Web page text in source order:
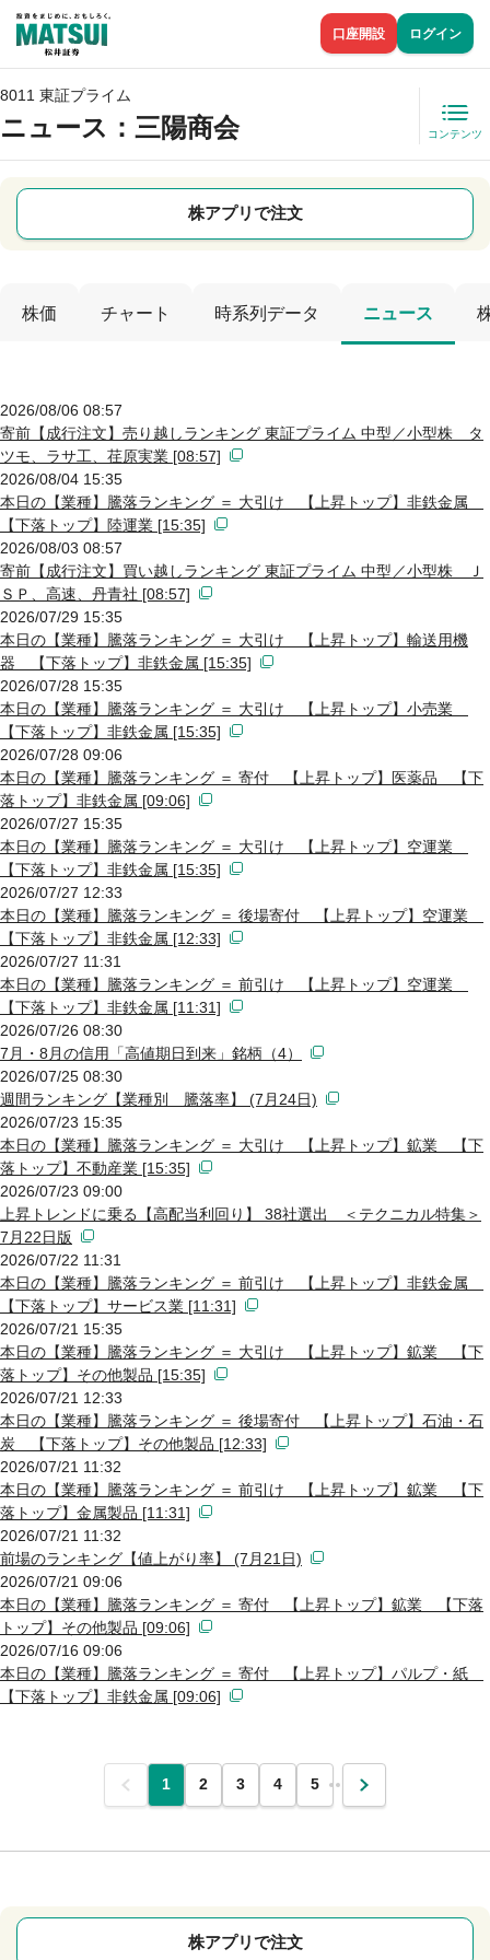
口座開設 ログイン
8011 東証プライム
ニュース ：三陽商会 コンテンツ
株アプリで注文
株価 チャート 時系列データ ニュース
2026/08/06 08:57
寄前【成行注文】売り越しランキング 東証プライム 中型／小型株 タ
ツモ、ラサ工、荏原実業 [08:57]
2026/08/04 15:35
本日の【業種】騰落ランキング ＝ 大引け 【上昇トップ】非鉄金属
【下落トップ】陸運業 [15:35]
2026/08/03 08:57
寄前【成行注文】買い越しランキング 東証プライム 中型／小型株 Ｊ
ＳＰ、高速、丹青社 [08:57]
2026/07/29 15:35
本日の【業種】騰落ランキング ＝ 大引け 【上昇トップ】輸送用機
器 【下落トップ】非鉄金属 [15:35]
2026/07/28 15:35
本日の【業種】騰落ランキング ＝ 大引け 【上昇トップ】小売業
【下落トップ】非鉄金属 [15:35]
2026/07/28 09:06
本日の【業種】騰落ランキング ＝ 寄付 【上昇トップ】医薬品 【下
落トップ】非鉄金属 [09:06]
2026/07/27 15:35
本日の【業種】騰落ランキング ＝ 大引け 【上昇トップ】空運業
【下落トップ】非鉄金属 [15:35]
2026/07/27 12:33
本日の【業種】騰落ランキング ＝ 後場寄付 【上昇トップ】空運業
【下落トップ】非鉄金属 [12:33]
2026/07/27 11:31
本日の【業種】騰落ランキング ＝ 前引け 【上昇トップ】空運業
【下落トップ】非鉄金属 [11:31]
2026/07/26 08:30
7月・8月の信用「高値期日到来」銘柄（4）
2026/07/25 08:30
週間ランキング【業種別 騰落率】 (7月24日)
2026/07/23 15:35
本日の【業種】騰落ランキング ＝ 大引け 【上昇トップ】鉱業 【下
落トップ】不動産業 [15:35]
2026/07/23 09:00
上昇トレンドに乗る【高配当利回り】 38社選出 ＜テクニカル特集＞
7月22日版
2026/07/22 11:31
本日の【業種】騰落ランキング ＝ 前引け 【上昇トップ】非鉄金属
【下落トップ】サービス業 [11:31]
2026/07/21 15:35
本日の【業種】騰落ランキング ＝ 大引け 【上昇トップ】鉱業 【下
落トップ】その他製品 [15:35]
2026/07/21 12:33
本日の【業種】騰落ランキング ＝ 後場寄付 【上昇トップ】石油・石
炭 【下落トップ】その他製品 [12:33]
2026/07/21 11:32
本日の【業種】騰落ランキング ＝ 前引け 【上昇トップ】鉱業 【下
落トップ】金属製品 [11:31]
2026/07/21 11:32
前場のランキング【値上がり率】 (7月21日)
2026/07/21 09:06
本日の【業種】騰落ランキング ＝ 寄付 【上昇トップ】鉱業 【下落
トップ】その他製品 [09:06]
2026/07/16 09:06
本日の【業種】騰落ランキング ＝ 寄付 【上昇トップ】パルプ・紙
【下落トップ】非鉄金属 [09:06]
前 1 2 3 4 5 … 次
株アプリで注文